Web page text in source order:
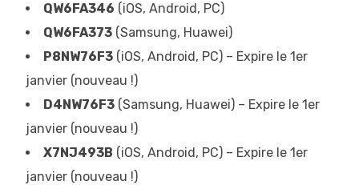
QW6FA346 (iOS, Android, PC)
QW6FA373 (Samsung, Huawei)
P8NW76F3 (iOS, Android, PC) – Expire le 1er
janvier (nouveau !)
D4NW76F3 (Samsung, Huawei) – Expire le 1er
janvier (nouveau !)
X7NJ493B (iOS, Android, PC) – Expire le 1er
janvier (nouveau !)